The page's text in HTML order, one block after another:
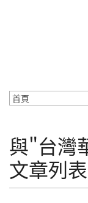
與"台灣
文章列表